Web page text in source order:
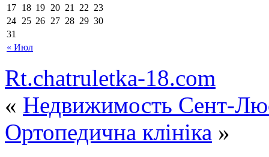
« Июл
17 18 19 20 21 22 23
24 25 26 27 28 29 30
31
Rt.chatruletka-18.com
« Недвижимость Сент-
Ортопедична клініка »